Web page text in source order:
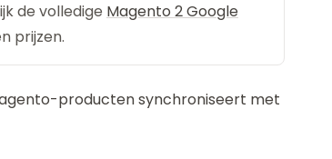
de volledige Magento 2 Google
prijzen.
producten synchroniseert met